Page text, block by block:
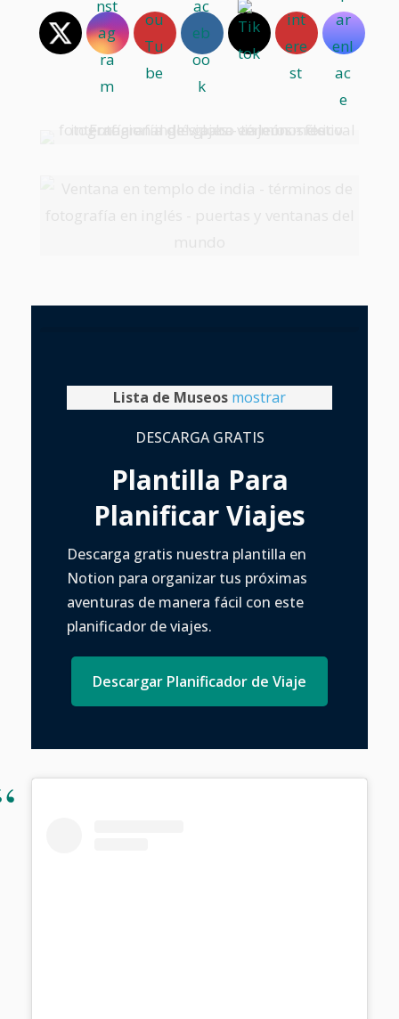
Lista de Museos mostrar
DESCARGA GRATIS
Plantilla Para
Planificar Viajes
Descarga gratis nuestra plantilla en
Notion para organizar tus próximas
aventuras de manera fácil con este
planificador de viajes.
Descargar Planificador de Viaje